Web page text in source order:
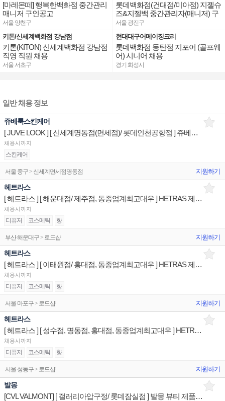
[마레몬떼] 행복한백화점 중간관리
매니저 구인공고
서울 양천구
키톤/신세계백화점 강남점
키톤(KITON) 신세계백화점 강남점
직영 직원 채용
서울 서초구
롯데백화점(건대점/미아점) 지젤슈
즈&지젤백 중간관리자(매니저) 구
인합니다
서울 광진구
현대대구어메이징크리
롯데백화점 동탄점 지포어 (골프웨
어) 시니어 채용
경기 화성시
일반 채용 정보
쥬베룩스킨케어
[ JUVE LOOK ] [ 신세계명동점(면세점)/ 롯데인천공항점 ] 쥬베룩 제품디스플레이 판매전문직원
채용시까지
스킨케어
서울 중구 > 신세계면세점명동점 지원하기
헤트라스
[ 헤트라스 ] [ 해운대점/ 제주점, 동종업계최고대우 ] HETRAS 제품디스플레이 판매전문직원
채용시까지
디퓨저 코스메틱 향
부산 해운대구 > 로드샵 지원하기
헤트라스
[ 헤트라스 ] [ 이태원점/ 홍대점, 동종업계최고대우 ] HETRAS 제품디스플레이 판매전문직원
채용시까지
디퓨저 코스메틱 향
서울 마포구 > 로드샵 지원하기
헤트라스
[ 헤트라스 ] [ 성수점, 명동점, 홍대점, 동종업계최고대우 ] HETRAS 제품디스플레이 판매전문직원
채용시까지
디퓨저 코스메틱 향
서울 성동구 > 로드샵 지원하기
발몽
[CVL VALMONT] [ 갤러리아압구정/ 롯데잠실점 ] 발몽 뷰티 제품디스플레이 판매전문직원